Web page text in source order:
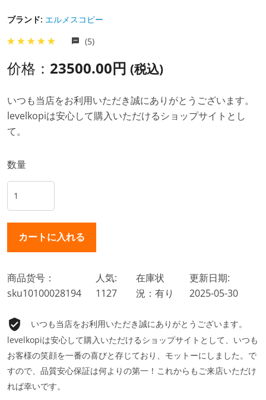
ブランド: エルメスコピー
(5)
价格： 23500.00円 (税込)
いつも当店をお利用いただき誠にありがとうございます。
levelkopiは安心して購入いただけるショップサイトとし
て。
数量
商品货号：
sku10100028194
人気:
1127
在庫状
況：有り
更新日期:
2025-05-30
いつも当店をお利用いただき誠にありがとうございます。
levelkopiは安心して購入いただけるショップサイトとして、いつも
お客様の笑顔を一番の喜びと存じており、モットーにしました。で
すので、品質安心保証は何よりの第一！これからもご来店いただけ
れば幸いです。